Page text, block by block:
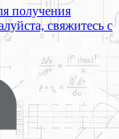
получения
свяжитесь с